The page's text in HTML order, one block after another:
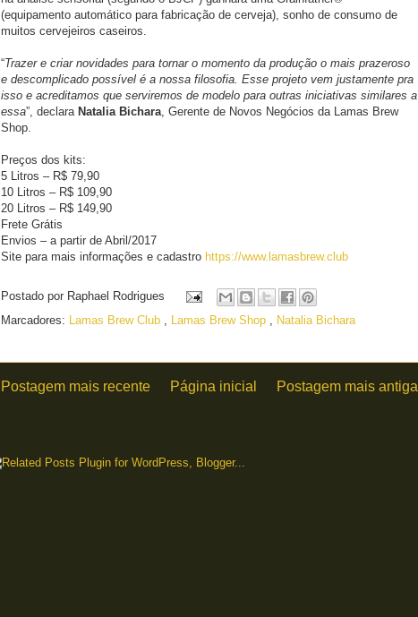
(equipamento automático para fabricação de cerveja), sonho de consumo de
muitos cervejeiros caseiros.
“Trazer e criar novidades para tornar o momento da produção o mais prazeroso
e descomplicado possível é a nossa filosofia. Esse projeto vem justamente pra
isso e acreditamos que serviremos de modelo para outras iniciativas similares a
essa”, declara Natalia Bichara, Gerente de Novos Negócios da Lamas Brew
Shop.
Preços dos kits:
5 Litros – R$ 79,90
10 Litros – R$ 109,90
20 Litros – R$ 149,90
Frete Grátis
Envios – a partir de Abril/2017
Site para mais informações e cadastro https://www.lamasbrew.club
Postado por Raphael Rodrigues
Marcadores: Lamas Brew Club , Lamas Brew Shop , Natalia Bichara
Postagem mais recente Postagem mais antiga
Página inicial